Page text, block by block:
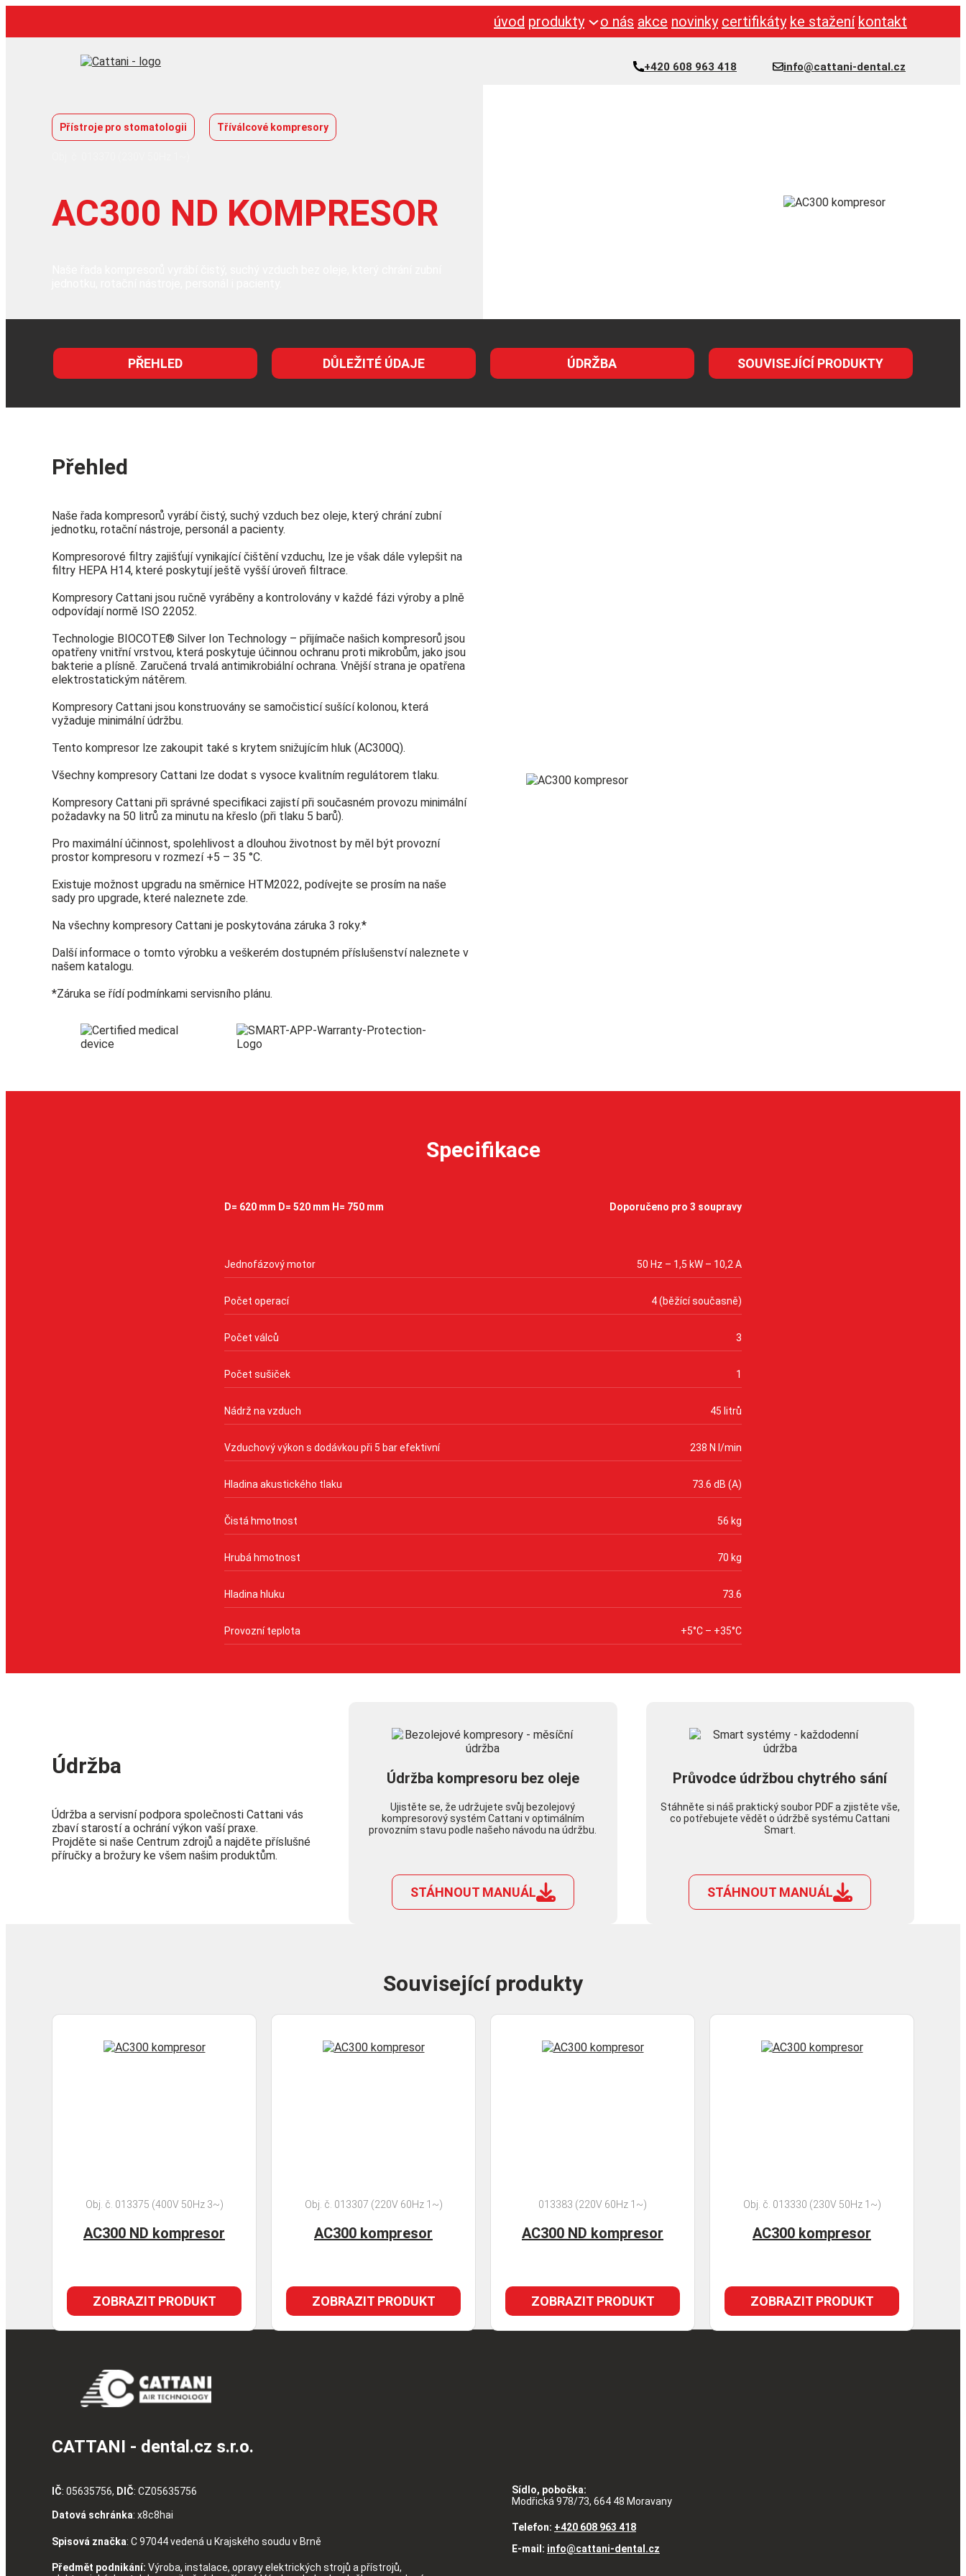
obsah
úvod produkty o nás akce novinky certifikáty ke stažení kontakt
info@cattani-dental.cz
+420 608 963 418
Přístroje pro stomatologii Tříválcové kompresory
AC300 ND KOMPRESOR
PŘEHLED DŮLEŽITÉ ÚDAJE ÚDRŽBA SOUVISEJÍCÍ PRODUKTY
Přehled
Naše řada kompresorů vyrábí čistý, suchý vzduch bez oleje, který chrání zubní
jednotku, rotační nástroje, personál a pacienty.
Kompresorové filtry zajišťují vynikající čištění vzduchu, lze je však dále vylepšit na
filtry HEPA H14, které poskytují ještě vyšší úroveň filtrace.
Kompresory Cattani jsou ručně vyráběny a kontrolovány v každé fázi výroby a plně
odpovídají normě ISO 22052.
Technologie BIOCOTE® Silver Ion Technology – přijímače našich kompresorů jsou
opatřeny vnitřní vrstvou, která poskytuje účinnou ochranu proti mikrobům, jako jsou
bakterie a plísně. Zaručená trvalá antimikrobiální ochrana. Vnější strana je opatřena
elektrostatickým nátěrem.
Kompresory Cattani jsou konstruovány se samočisticí sušící kolonou, která
vyžaduje minimální údržbu.
Tento kompresor lze zakoupit také s krytem snižujícím hluk (AC300Q).
Všechny kompresory Cattani lze dodat s vysoce kvalitním regulátorem tlaku.
Kompresory Cattani při správné specifikaci zajistí při současném provozu minimální
požadavky na 50 litrů za minutu na křeslo (při tlaku 5 barů).
Pro maximální účinnost, spolehlivost a dlouhou životnost by měl být provozní
prostor kompresoru v rozmezí +5 – 35 °C.
Existuje možnost upgradu na směrnice HTM2022, podívejte se prosím na naše
sady pro upgrade, které naleznete zde.
Na všechny kompresory Cattani je poskytována záruka 3 roky.*
Další informace o tomto výrobku a veškerém dostupném příslušenství naleznete v
našem katalogu.
*Záruka se řídí podmínkami servisního plánu.
Specifikace
D= 620 mm D= 520 mm H= 750 mm Doporučeno pro 3 soupravy
Jednofázový motor 50 Hz – 1,5 kW – 10,2 A
Počet operací 4 (běžící současně)
Počet válců 3
Počet sušiček 1
Nádrž na vzduch 45 litrů
Vzduchový výkon s dodávkou při 5 bar efektivní 238 N l/min
Hladina akustického tlaku 73.6 dB (A)
Čistá hmotnost 56 kg
Hrubá hmotnost 70 kg
Hladina hluku 73.6
Provozní teplota +5°C – +35°C
Údržba
Údržba a servisní podpora společnosti Cattani vás
zbaví starostí a ochrání výkon vaší praxe.
Projděte si naše Centrum zdrojů a najděte příslušné
příručky a brožury ke všem našim produktům.
Údržba kompresoru bez oleje
Ujistěte se, že udržujete svůj bezolejový
kompresorový systém Cattani v optimálním
provozním stavu podle našeho návodu na údržbu.
STÁHNOUT MANUÁL
Průvodce údržbou chytrého sání
Stáhněte si náš praktický soubor PDF a zjistěte vše,
co potřebujete vědět o údržbě systému Cattani
Smart.
STÁHNOUT MANUÁL
Související produkty
Obj. č. 013375 (400V 50Hz 3~)
AC300 ND kompresor
ZOBRAZIT PRODUKT
Obj. č. 013307 (220V 60Hz 1~)
AC300 kompresor
ZOBRAZIT PRODUKT
013383 (220V 60Hz 1~)
AC300 ND kompresor
ZOBRAZIT PRODUKT
Obj. č. 013330 (230V 50Hz 1~)
AC300 kompresor
ZOBRAZIT PRODUKT
CATTANI - dental.cz s.r.o.
IČ: 05635756, DIČ: CZ05635756
Datová schránka: x8c8hai
Spisová značka: C 97044 vedená u Krajského soudu v Brně
Předmět podnikání: Výroba, instalace, opravy elektrických strojů a přístrojů,
Sídlo, pobočka:
Modřická 978/73, 664 48 Moravany
Telefon: +420 608 963 418
E-mail: info@cattani-dental.cz